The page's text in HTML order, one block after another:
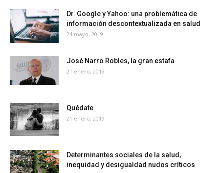
Dr. Google y Yahoo: una problemática de
información descontextualizada en salud
24 mayo, 2019
José Narro Robles, la gran estafa
21 enero, 2019
Quédate
21 enero, 2019
Determinantes sociales de la salud,
inequidad y desigualdad nudos críticos